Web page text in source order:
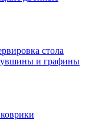
стола
и графины